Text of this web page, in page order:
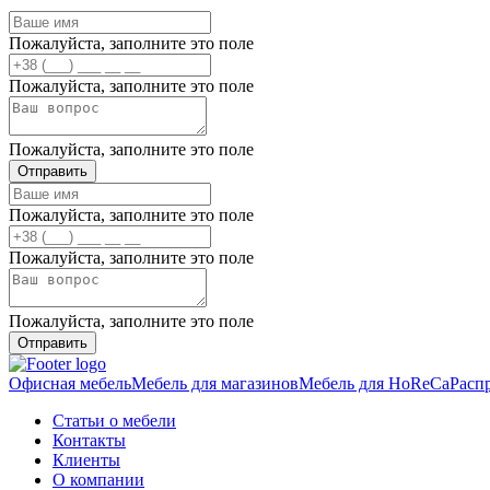
Пожалуйста, заполните это поле
Пожалуйста, заполните это поле
Пожалуйста, заполните это поле
Отправить
Пожалуйста, заполните это поле
Пожалуйста, заполните это поле
Пожалуйста, заполните это поле
Отправить
Офисная мебельМебель для магазиновМебель для HoReCa
Статьи о мебели
Контакты
Клиенты
О компании